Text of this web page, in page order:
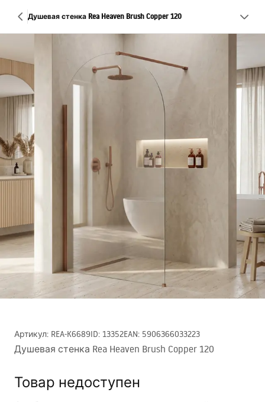
Душевая стенка Rea Heaven Brush Copper 120
Артикул: REA-K6689ID: 13352EAN: 5906366033223
Душевая стенка Rea Heaven Brush Copper 120
Товар недоступен